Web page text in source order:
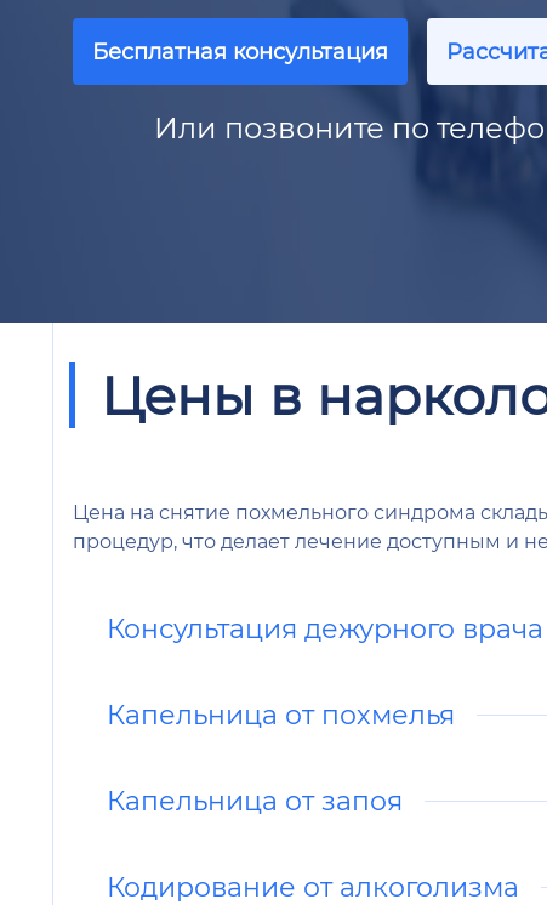
Бесплатная консультация
Или позвоните по
Цены в
Цена на снятие похмельного синдрома
процедур, что делает лечение доступным и
Консультация дежурного
Капельница от похмелья
Капельница от запоя
Кодирование от алкоголизма